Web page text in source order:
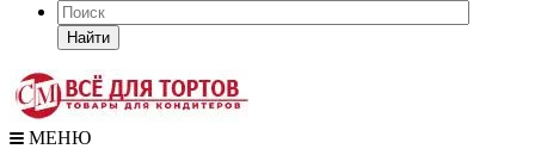
Найти
МЕНЮ